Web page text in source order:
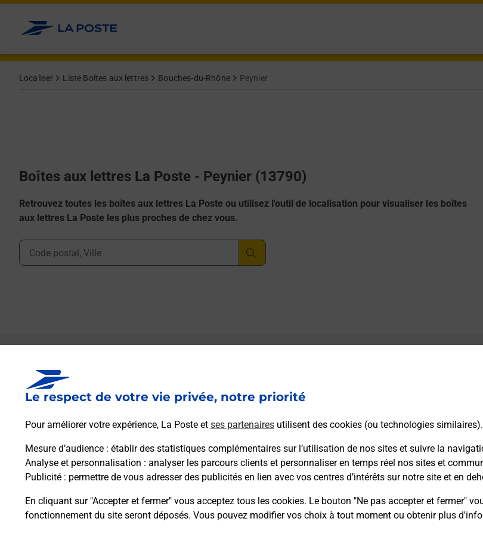
Le respect de votre vie privée, notre priorité
Pour améliorer votre expérience, La Poste et ses partenaires utilisent des cookies (ou technologies
Mesure d’audience : établir des statistiques complémentaires sur l’utilisation de nos sites et suivre la
Analyse et personnalisation : analyser les parcours clients et personnaliser en temps réel nos sites et
Publicité : permettre de vous adresser des publicités en lien avec vos centres d’intérêts sur notre site et en
En cliquant sur "Accepter et fermer" vous acceptez tous les cookies. Le bouton "Ne pas accepter et fermer"
fonctionnement du site seront déposés. Vous pouvez modifier vos choix à tout moment ou obtenir plus
Allez au contenu
Localiser Liste Boîtes aux lettres Bouches-du-Rhône Peynier
Boîtes aux lettres La Poste - Peynier (13790)
Retrouvez toutes les boîtes aux lettres La Poste ou utilisez l'outil de localisation pour visualiser les boîtes
aux lettres La Poste les plus proches de chez vous.
Ville, Département, Code Postal
Boîte aux lettres La Poste
Prochaine collecte du courrier lundià 09h00
8 Avenue De La Liberation
Itinéraire
Avenue Du Verdalai